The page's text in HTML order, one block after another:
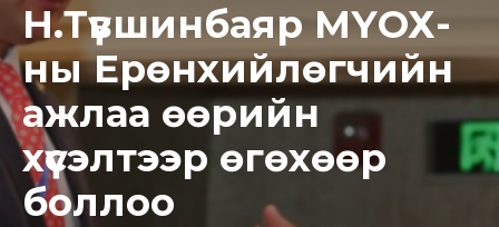
Н.Түвшинбаяр МҮОХ-
ны Ерөнхийлөгчийн
ажлаа өөрийн
хүсэлтээр өгөхөөр
боллоо